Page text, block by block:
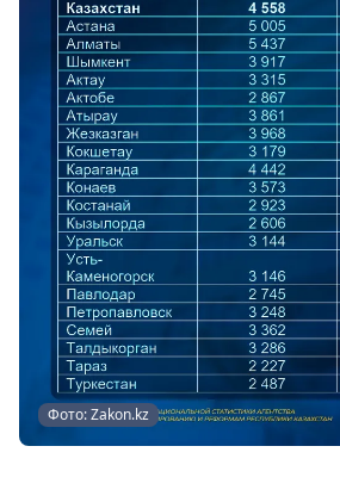
Фото: Zakon.kz